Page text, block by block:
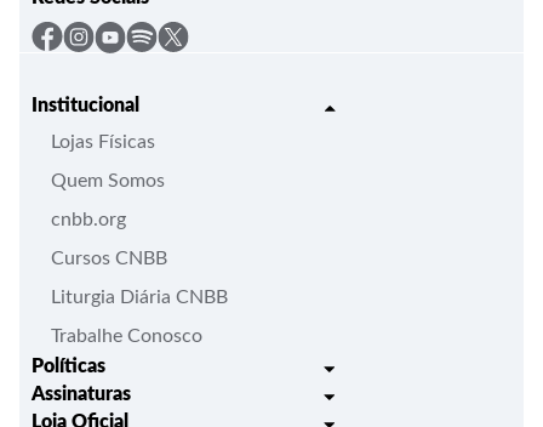
Institucional
Lojas Físicas
Quem Somos
cnbb.org
Cursos CNBB
Liturgia Diária CNBB
Trabalhe Conosco
Políticas
Trocas e Devoluções
Assinaturas
Loja Oficial